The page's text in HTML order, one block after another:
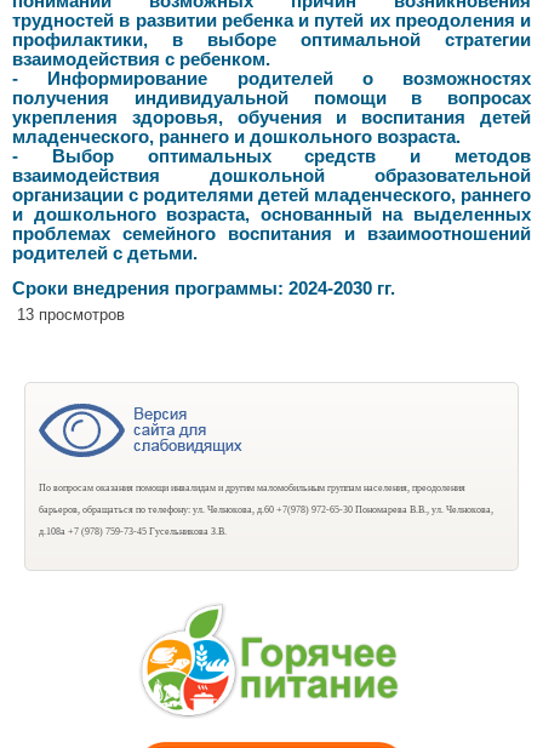
трудностей в развитии ребенка и путей их преодоления и
профилактики, в выборе оптимальной стратегии
взаимодействия с ребенком.
- Информирование родителей о возможностях
получения индивидуальной помощи в вопросах
укрепления здоровья, обучения и воспитания детей
младенческого, раннего и дошкольного возраста.
- Выбор оптимальных средств и методов
взаимодействия дошкольной образовательной
организации с родителями детей младенческого, раннего
и дошкольного возраста, основанный на выделенных
проблемах семейного воспитания и взаимоотношений
родителей с детьми.
Сроки внедрения программы: 2024-2030 гг.
13 просмотров
По вопросам оказания помощи инвалидам и другим маломобильным группам населения, преодоления
барьеров, обращаться по телефону: ул. Челнокова, д.60 +7(978) 972-65-30 Пономарева В.В., ул. Челнокова,
д.108а +7 (978) 759-73-45 Гусельникова З.В.